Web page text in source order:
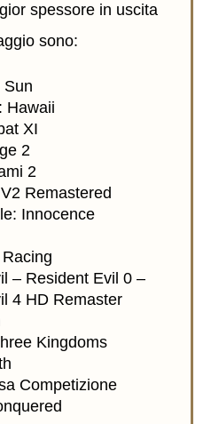
spessore in uscita
sono:
Sun
Hawaii
XI
2
2
Remastered
Innocence
– Resident Evil 0 –
4 HD Remaster
Kingdoms
Competizione